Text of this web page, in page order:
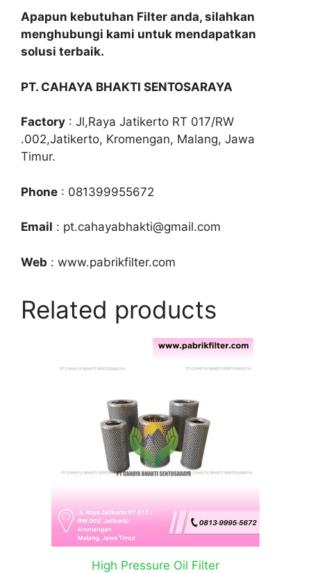
Apapun kebutuhan Filter anda, silahkan
menghubungi kami untuk mendapatkan
solusi terbaik.
PT. CAHAYA BHAKTI SENTOSARAYA
Factory : Jl,Raya Jatikerto RT 017/RW
.002,Jatikerto, Kromengan, Malang, Jawa
Timur.
Phone : 081399955672
Email : pt.cahayabhakti@gmail.com
Web : www.pabrikfilter.com
Related products
High Pressure Oil Filter